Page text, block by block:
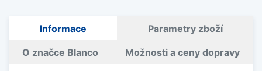
Informace Parametry zboží
O značce Blanco Možnosti a ceny dopravy